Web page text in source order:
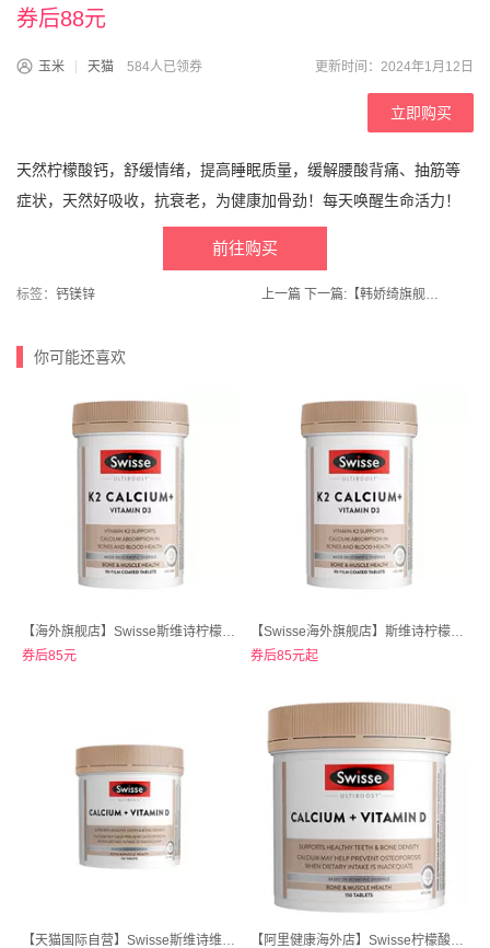
券后88元
玉米 天猫 584人已领券 更新时间：2024年1月12日
立即购买
天然柠檬酸钙，舒缓情绪，提高睡眠质量，缓解腰酸背痛、抽筋等
症状，天然好吸收，抗衰老，为健康加骨劲！每天唤醒生命活力！
前往购买
标签： 钙镁锌 上一篇 下一篇: 【韩娇绮旗舰店】珊瑚绒法兰绒情侣家居服套装
你可能还喜欢
【海外旗舰店】Swisse斯维诗柠檬酸钙片迷你钙300粒
券后85元
【Swisse海外旗舰店】斯维诗柠檬酸钙迷你钙300片
券后85元起
【天猫国际自营】Swisse斯维诗维生素D迷你钙300粒 【阿里健康海外店】Swisse柠檬酸娘娘迷你钙片300粒